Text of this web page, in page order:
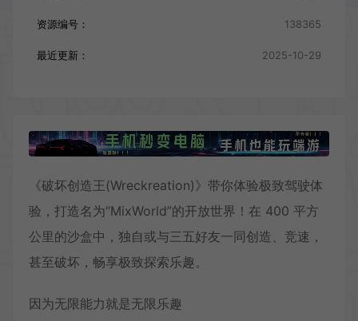
资源编号： 138365
最近更新： 2025-10-29
《破坏创造王(Wreckreation)》带你体验极致驾驶体
验，打造名为“MixWorld”的开放世界！在 400 平方
公里的沙盒中，独自或与三五好友一同创造、竞速，
甚至破坏，畅享极致探索乐趣。
因为无限能力就是无限乐趣